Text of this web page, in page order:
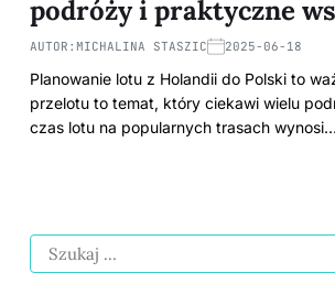
podróży i praktyczne
AUTOR: MICHALINA STASZIC 2025-06-18
Planowanie lotu z Holandii do Polski to
przelotu to temat, który ciekawi wielu
czas lotu na popularnych trasach wynosi…